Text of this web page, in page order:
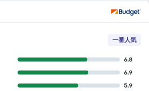
一番人気
6.8
6.9
5.9